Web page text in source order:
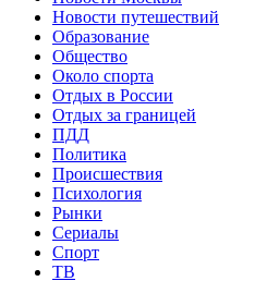
Новости путешествий
Образование
Общество
Около спорта
Отдых в России
Отдых за границей
ПДД
Политика
Происшествия
Психология
Рынки
Сериалы
Спорт
ТВ